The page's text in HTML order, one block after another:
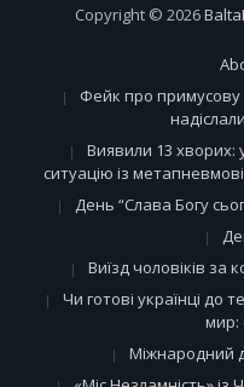
Copyright © 2026
Фейк про примусову
Виявили 13 хворих:
ситуацію із
День “Слава Богу
Виїзд чоловіків за
Чи готові українці до
мир:
Міжнародний